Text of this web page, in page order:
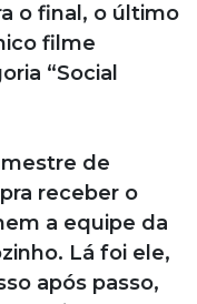
o final, o último
filme
“Social
de
receber o
a equipe da
Lá foi ele,
após passo,